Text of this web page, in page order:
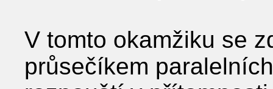
V tomto okamžiku se
průsečíkem